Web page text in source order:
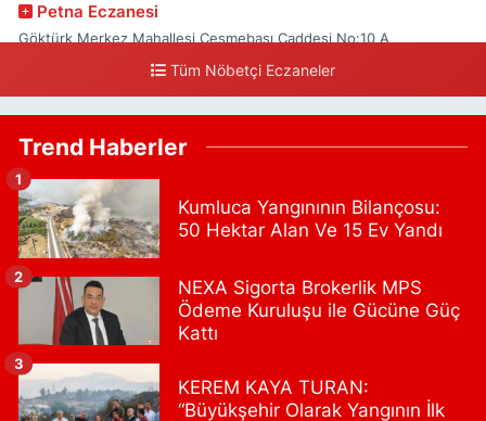
Petna Eczanesi
Göktürk Merkez Mahallesi Çeşmebaşı Caddesi No:10 A
0 (212) 360 18 23 Yol Tarifi Al
Karlıktepe Mahallesi Soğanlık Caddesi No:34 A
0 (216) 504 24 53
Bulvar Eczanesi
Ahmet Yesevi Mahallesi Abbas Medeni Sokak 17 A Çiftlik
köprüsünü geçtikten sonra Harman Mobilya arkası, Tulumba
mevki, ECZANELER BÖLGESİ (GÜNEŞ, BULVAR, ÇİĞDEM, DEVA
ECZANELERİ) eski gazi sağlık o
0 (216) 208 59 51
Tüm Nöbetçi Eczaneler
Trend Haberler
Kumluca Yangınının Bilançosu:
50 Hektar Alan Ve 15 Ev Yandı
1
NEXA Sigorta Brokerlik MPS
Ödeme Kuruluşu ile Gücüne Güç
Kattı
2
KEREM KAYA TURAN:
“Büyükşehir Olarak Yangının İlk
3